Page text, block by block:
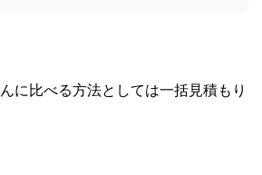
に比べる方法としては一括見積もり